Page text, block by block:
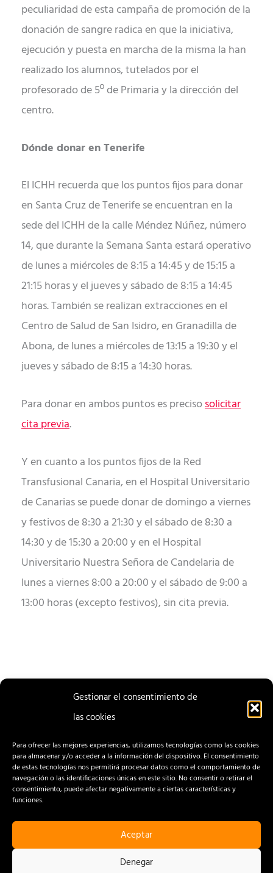
Gestionar el consentimiento de
las cookies
Para ofrecer las mejores experiencias, utilizamos tecnologías como las cookies
para almacenar y/o acceder a la información del dispositivo. El consentimiento
de estas tecnologías nos permitirá procesar datos como el comportamiento de
navegación o las identificaciones únicas en este sitio. No consentir o retirar el
consentimiento, puede afectar negativamente a ciertas características y
funciones.
Aceptar
Denegar
peculiaridad de esta campaña de promoción de la
donación de sangre radica en que la iniciativa,
ejecución y puesta en marcha de la misma la han
realizado los alumnos, tutelados por el
profesorado de 5º de Primaria y la dirección del
centro.
Dónde donar en Tenerife
El ICHH recuerda que los puntos fijos para donar
en Santa Cruz de Tenerife se encuentran en la
sede del ICHH de la calle Méndez Núñez, número
14, que durante la Semana Santa estará operativo
de lunes a miércoles de 8:15 a 14:45 y de 15:15 a
21:15 horas y el jueves y sábado de 8:15 a 14:45
horas. También se realizan extracciones en el
Centro de Salud de San Isidro, en Granadilla de
Abona, de lunes a miércoles de 13:15 a 19:30 y el
jueves y sábado de 8:15 a 14:30 horas.
Para donar en ambos puntos es precisosolicitar
cita previa.
Y en cuanto a los puntos fijos de la Red
Transfusional Canaria, en el Hospital Universitario
de Canarias se puede donar de domingo a viernes
y festivos de 8:30 a 21:30 y el sábado de 8:30 a
14:30 y de 15:30 a 20:00 y en el Hospital
Universitario Nuestra Señora de Candelaria de
lunes a viernes 8:00 a 20:00 y el sábado de 9:00 a
13:00 horas (excepto festivos), sin cita previa.
ENTRADA
CONTACTO
AVISO LEGAL